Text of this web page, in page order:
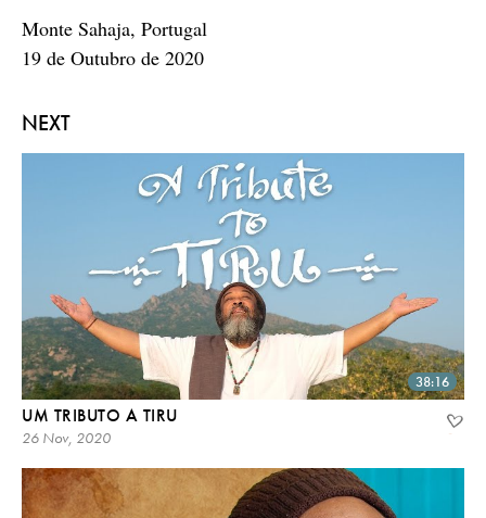
NEXT
38:16
UM TRIBUTO A TIRU
26 Nov, 2020
Monte Sahaja, Portugal
19 de Outubro de 2020